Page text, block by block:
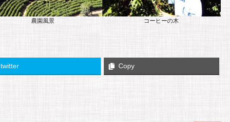
農園風景 コーヒーの木
twitter Copy